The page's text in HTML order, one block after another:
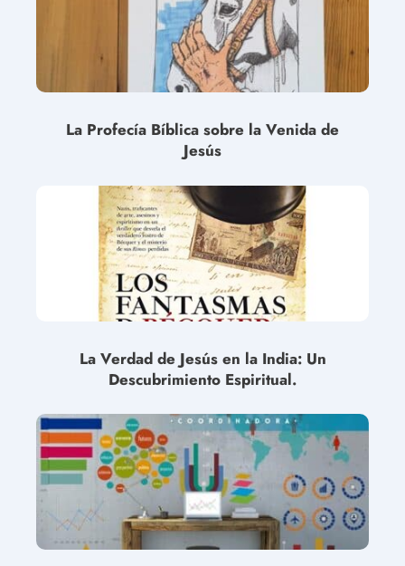
La Profecía Bíblica sobre la Venida de
Jesús
La Verdad de Jesús en la India: Un
Descubrimiento Espiritual.